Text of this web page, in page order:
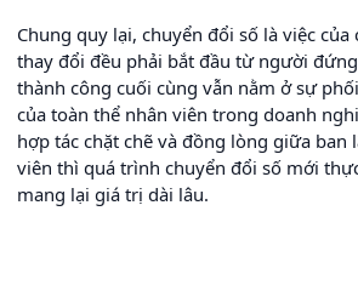
Chung quy lại, chuyển đổi số là việc của
thay đổi đều phải bắt đầu từ người
thành công cuối cùng vẫn nằm ở sự
của toàn thể nhân viên trong doanh
hợp tác chặt chẽ và đồng lòng giữa ban
viên thì quá trình chuyển đổi số mới
mang lại giá trị dài lâu.